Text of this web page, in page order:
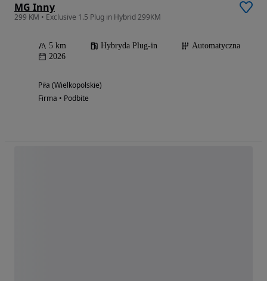
MG Inny
299 KM • Exclusive 1.5 Plug in Hybrid 299KM
5 km Hybryda Plug-in
Automatyczna
2026
Piła (Wielkopolskie)
Firma • Podbite